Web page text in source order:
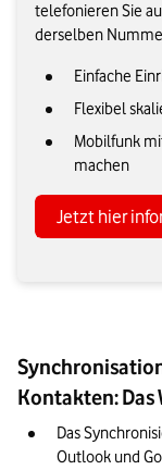
telefonieren Sie
derselben
Einfache
Flexibel
Mobilfunk
machen
Jetzt hier
Kontakten:
Das
Outlook und